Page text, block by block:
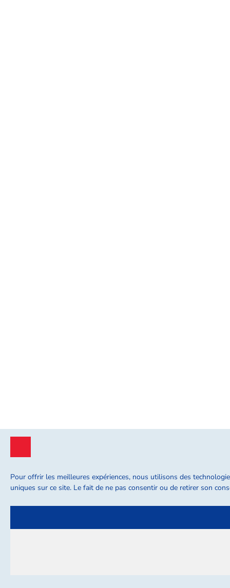
Pour offrir les meilleures expériences, nous utilisons des
uniques sur ce site. Le fait de ne pas consentir ou de retirer son